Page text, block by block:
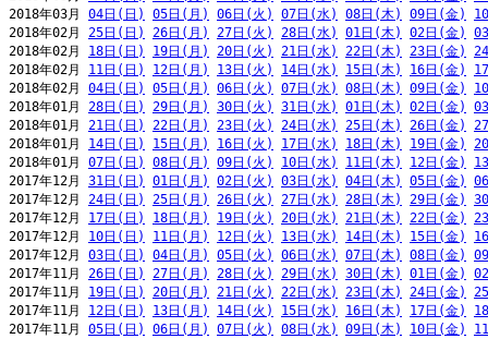
2018年03月 04日(日) 05日(月) 06日(火) 07日(水) 08日(木) 09日(金)
2018年02月 25日(日) 26日(月) 27日(火) 28日(水) 01日(木) 02日(金)
2018年02月 18日(日) 19日(月) 20日(火) 21日(水) 22日(木) 23日(金)
2018年02月 11日(日) 12日(月) 13日(火) 14日(水) 15日(木) 16日(金)
2018年02月 04日(日) 05日(月) 06日(火) 07日(水) 08日(木) 09日(金)
2018年01月 28日(日) 29日(月) 30日(火) 31日(水) 01日(木) 02日(金)
2018年01月 21日(日) 22日(月) 23日(火) 24日(水) 25日(木) 26日(金)
2018年01月 14日(日) 15日(月) 16日(火) 17日(水) 18日(木) 19日(金)
2018年01月 07日(日) 08日(月) 09日(火) 10日(水) 11日(木) 12日(金)
2017年12月 31日(日) 01日(月) 02日(火) 03日(水) 04日(木) 05日(金)
2017年12月 24日(日) 25日(月) 26日(火) 27日(水) 28日(木) 29日(金)
2017年12月 17日(日) 18日(月) 19日(火) 20日(水) 21日(木) 22日(金)
2017年12月 10日(日) 11日(月) 12日(火) 13日(水) 14日(木) 15日(金)
2017年12月 03日(日) 04日(月) 05日(火) 06日(水) 07日(木) 08日(金)
2017年11月 26日(日) 27日(月) 28日(火) 29日(水) 30日(木) 01日(金)
2017年11月 19日(日) 20日(月) 21日(火) 22日(水) 23日(木) 24日(金)
2017年11月 12日(日) 13日(月) 14日(火) 15日(水) 16日(木) 17日(金)
2017年11月 05日(日) 06日(月) 07日(火) 08日(水) 09日(木) 10日(金)